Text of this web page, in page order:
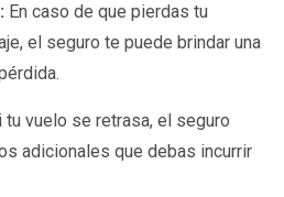
En caso de que pierdas tu
el seguro te puede brindar una
tu vuelo se retrasa, el seguro
adicionales que debas incurrir